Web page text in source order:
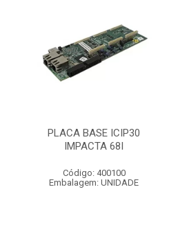
PLACA BASE ICIP30
IMPACTA 68I
Código: 400100
Embalagem: UNIDADE